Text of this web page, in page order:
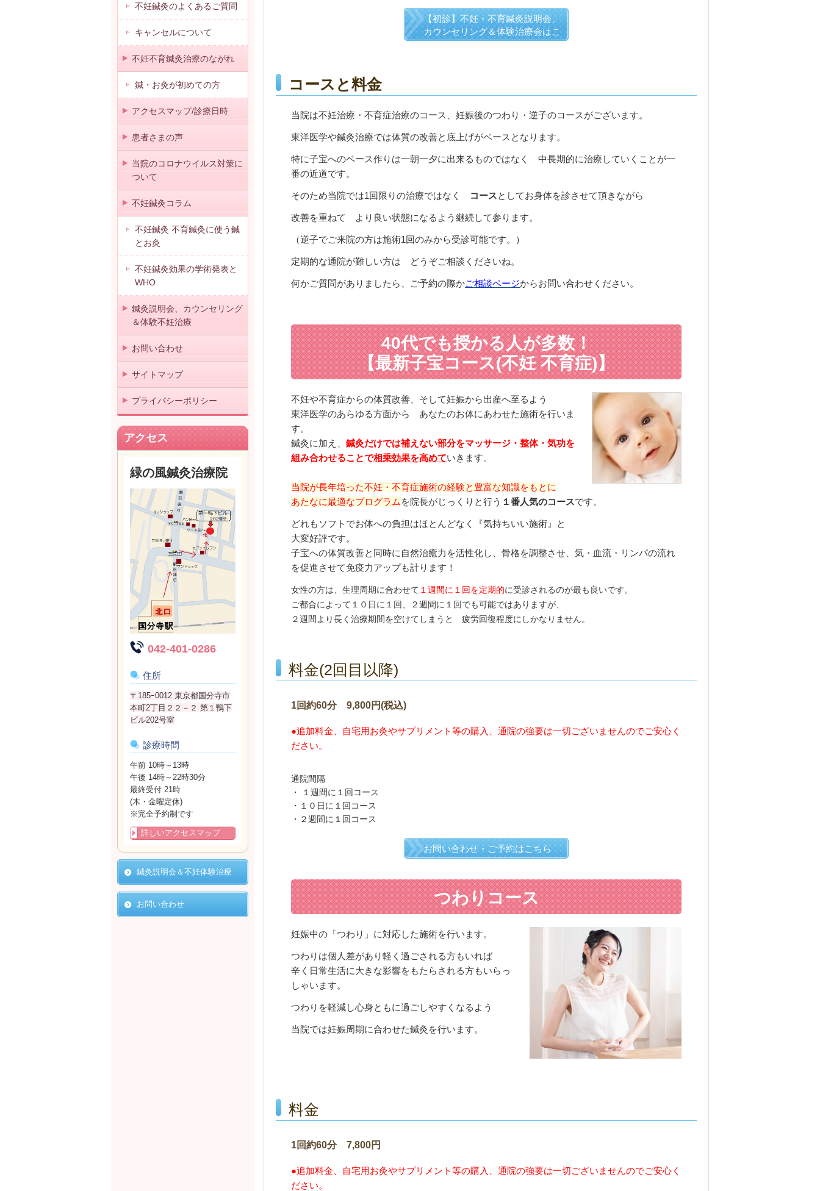
【初診】不妊・不育鍼灸説明会、
カウンセリング＆体験治療会はこ
ちら
コースと料金
当院は不妊治療・不育症治療のコース、妊娠後のつわり・逆子のコースがございます。
東洋医学や鍼灸治療では体質の改善と底上げがベースとなります。
特に子宝へのベース作りは一朝一夕に出来るものではなく 中長期的に治療していくことが一
番の近道です。
そのため当院では1回限りの治療ではなく コースとしてお身体を診させて頂きながら
改善を重ねて より良い状態になるよう継続して参ります。
（逆子でご来院の方は施術1回のみから受診可能です。）
定期的な通院が難しい方は どうぞご相談くださいね。
何かご質問がありましたら、ご予約の際かご相談ページからお問い合わせください。
40代でも授かる人が多数！
【最新子宝コース(不妊 不育症)】
不妊や不育症からの体質改善、そして妊娠から出産へ至るよう
東洋医学のあらゆる方面から あなたのお体にあわせた施術を行いま
す。
鍼灸に加え、 鍼灸だけでは補えない部分をマッサージ・整体・気功を
組み合わせることで相乗効果を高めていきます。
当院が長年培った不妊・不育症施術の経験と豊富な知識をもとに
あたなに最適なプログラム を院長がじっくりと行う １番人気のコースです。
どれもソフトでお体への負担はほとんどなく『気持ちいい施術』と
大変好評です。
子宝への体質改善と同時に自然治癒力を活性化し、骨格を調整させ、気・血流・リンパの流れ
を促進させて免疫力アップも計ります！
女性の方は、生理周期に合わせて １週間に１回を定期的に受診されるのが最も良いです。
ご都合によって１０日に１回、２週間に１回でも可能ではありますが、
２週間より長く治療期間を空けてしまうと 疲労回復程度にしかなりません。
料金(2回目以降)
1回約60分 9,800円(税込)
●追加料金、自宅用お灸やサプリメント等の購入、通院の強要は一切ございませんのでご安心く
ださい。
通院間隔
・ １週間に１回コース
・１０日に１回コース
・２週間に１回コース
お問い合わせ・ご予約はこちら
つわりコース
妊娠中の「つわり」に対応した施術を行います。
つわりは個人差があり軽く過ごされる方もいれば
辛く日常生活に大きな影響をもたらされる方もいらっ
しゃいます。
つわりを軽減し心身ともに過ごしやすくなるよう
当院では妊娠周期に合わせた鍼灸を行います。
料金
1回約60分 7,800円
●追加料金、自宅用お灸やサプリメント等の購入、通院の強要は一切ございませんのでご安心く
ださい。
不妊鍼灸のよくあるご質問
キャンセルについて
不妊不育鍼灸治療のながれ
鍼・お灸が初めての方
アクセスマップ/診療日時
患者さまの声
当院のコロナウイルス対策に
ついて
不妊鍼灸コラム
不妊鍼灸 不育鍼灸に使う鍼
とお灸
不妊鍼灸効果の学術発表と
WHO
鍼灸説明会、カウンセリング
＆体験不妊治療
お問い合わせ
サイトマップ
プライバシーポリシー
アクセス
緑の風鍼灸治療院
042-401-0286
住所
〒185ｰ0012 東京都国分寺市
本町2丁目２２－２ 第１鴨下
ビル202号室
診療時間
午前 10時～13時
午後 14時～22時30分
最終受付 21時
(木・金曜定休)
※完全予約制です
詳しいアクセスマップ
鍼灸説明会＆不妊体験治療
お問い合わせ